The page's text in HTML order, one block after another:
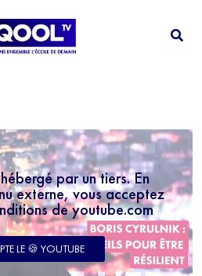
par un tiers. En
externe, vous acceptez
de youtube.com
LE 🍪 YOUTUBE